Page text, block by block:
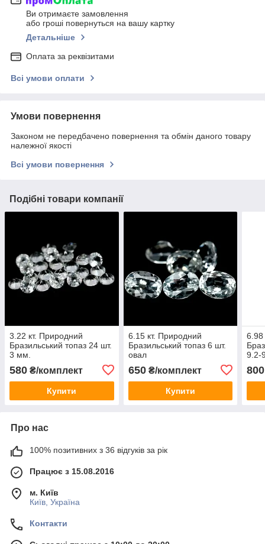
Ви отримаєте замовлення
або гроші повернуться на вашу картку
Детальніше
Оплата за реквізитами
Всі умови оплати
Умови повернення
Законом не передбачено повернення та обмін даного товару
належної якості
Всі умови повернення
Подібні товари компанії
3.22 кт. Природний
Бразильський топаз 24 шт.
3 мм.
580 ₴/комплект
Купити
6.15 кт. Природний
Бразильський топаз 6 шт.
овал
650₴/комплект
Купити
6.98
9.2-
800
Про нас
100% позитивних з 36 відгуків за рік
Працює з 15.08.2016
м. Київ
Київ, Україна
Контакти